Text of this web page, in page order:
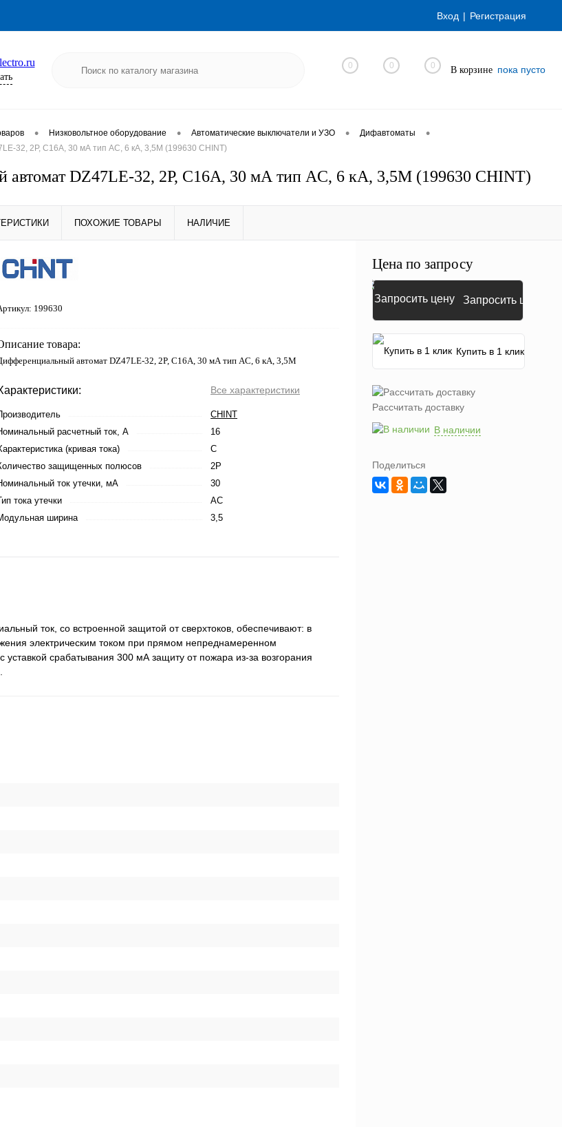
Вход Регистрация
0 0 0 В корзине пока пусто
• Низковольтное оборудование • Автоматические выключатели и УЗО • Дифавтоматы •
32, 2P, C16А, 30 мА тип AC, 6 кА, 3,5М (199630 CHINT)
автомат DZ47LE-32, 2P, C16А, 30 мА тип AC, 6 кА, 3,5М (199630 CHINT)
ПОХОЖИЕ ТОВАРЫ НАЛИЧИЕ
199630
товара:
автомат DZ47LE-32, 2P, C16А, 30 мА тип AC, 6 кА, 3,5М
Все характеристики
CHINT
расчетный ток, А
16
(кривая тока)
C
защищенных полюсов
2P
ток утечки, мА
30
тока утечки
AC
ширина
3,5
ток, со встроенной защитой от сверхтоков, обеспечивают: в
электрическим током при прямом непреднамеренном
срабатывания 300 мА защиту от пожара из-за возгорания
Цена по запросу
Запросить цену
Купить в 1 клик
Рассчитать доставку
В наличии
Поделиться